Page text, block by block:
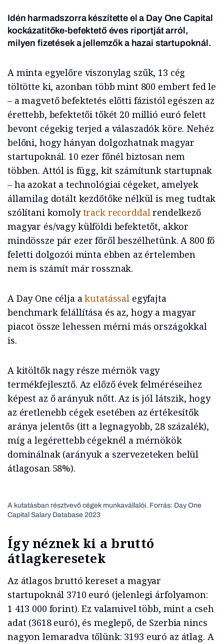
Idén harmadszorra készítette el a Day One Capital
kockázatitőke-befektető éves riportját arról,
milyen fizetések a jellemzők a hazai startupoknál.
A minta egyelőre viszonylag szűk, 13 cég
töltötte ki, azonban több mint 800 embert fed le
– a magvető befektetés előtti fázistól egészen az
érettebb, befektetői tőkét 20 millió euró felett
bevont cégekig terjed a válaszadók köre. Nehéz
belőni, hogy hányan dolgozhatnak magyar
startupoknál. 10 ezer főnél biztosan nem
többen. Attól is függ, kit számítunk startupnak
– ha azokat a technológiai cégeket, amelyek
államilag dotált kezdőtőke nélkül is meg tudtak
szólítani komolytrack recorddalrendelkező
magyar és/vagy külföldi befektetőt, akkor
mindössze pár ezer főről beszélhetünk. A 800 fő
feletti dolgozói minta ebben az értelemben
nem is számít már rossznak.
A Day One célja akutatással egyfajta
benchmark felállítása és az, hogy a magyar
piacot össze lehessen mérni más országokkal
is.
A kitöltők nagy része mérnök vagy
termékfejlesztő. Az előző évek felméréseihez
képest az ő arányuk nőtt. Az is jól látszik, hogy
az éretlenebb cégek esetében az értékesítők
aránya jelentős (itt a legnagyobb, 28 százalék),
míg a legérettebb cégeknél a mérnökök
dominálnak (arányuk a szervezeteken belül
átlagosan 58%).
A kutatásban résztvevő cégek munkavállalói. Forrás: Day One
Capital Salary Database 2023
Így néznek ki a bruttó
átlagkeresetek
Az átlagos bruttó kereset a magyar
startupoknál 3710 euró (jelenlegi árfolyamon:
1 413 000 forint). Ez valamivel több, mint a cseh
adat (3618 euró), és meglepő, de Szerbia nincs
nagyon lemaradva tőlünk: 3193 euró az átlag. A